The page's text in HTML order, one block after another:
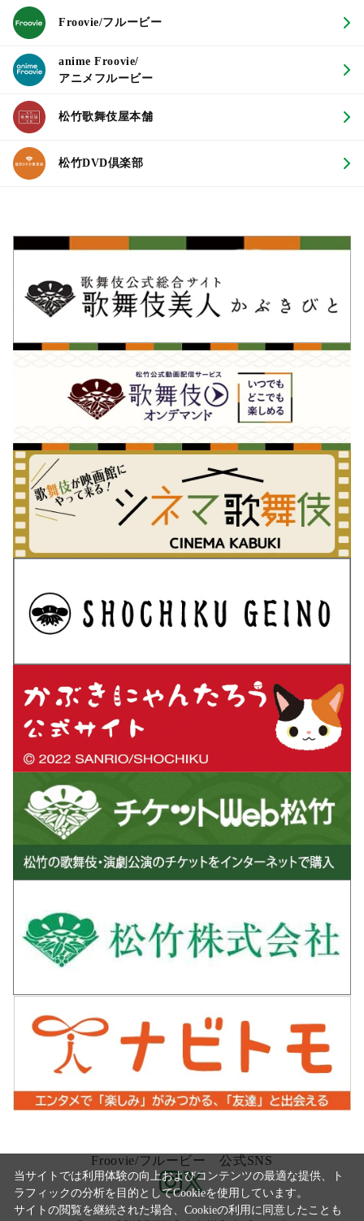
Froovie/フルービー
anime Froovie/
アニメフルービー
松竹歌舞伎屋本舗
松竹DVD倶楽部
Froovie/フルービー 公式SNS
当サイトでは利用体験の向上およびコンテンツの最適な提供、ト
ラフィックの分析を目的としてCookieを使用しています。
サイトの閲覧を継続された場合、Cookieの利用に同意したことも